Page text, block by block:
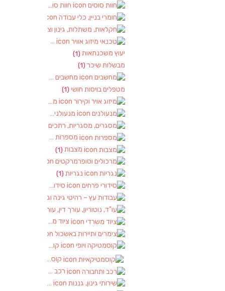
חוות סוסים (1)
חומרי בניין, כלי עבודה(1)
חקלאות, משתלות, גינון וציוד
טכנאי מיזוג אוויר (1)
מחשבים(2)
מיזוג אויר וקירור (1)
מנעולנים (2)
מסגרים, מסגריות, רתכים ועבודות
מספרות(2)
(1)
מרכולים וסופרמרקטים
(1)
סידורי פרחים (2)
עבודות עץ – רהיטי גינה וגן
עו"ד, נוטוריון, עורך דין, עורכי דין
ציוד משרדי (1)
צימרים ותיירות באשכול
קוסמטיקה ויופי (4)
קוסמטיקאיות (1)
רכב ותחבורה (4)
שירותי גינון, גננות (1)